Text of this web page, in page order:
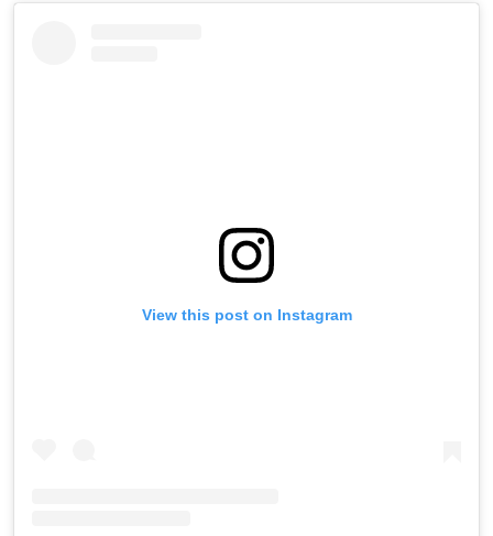
View this post on Instagram